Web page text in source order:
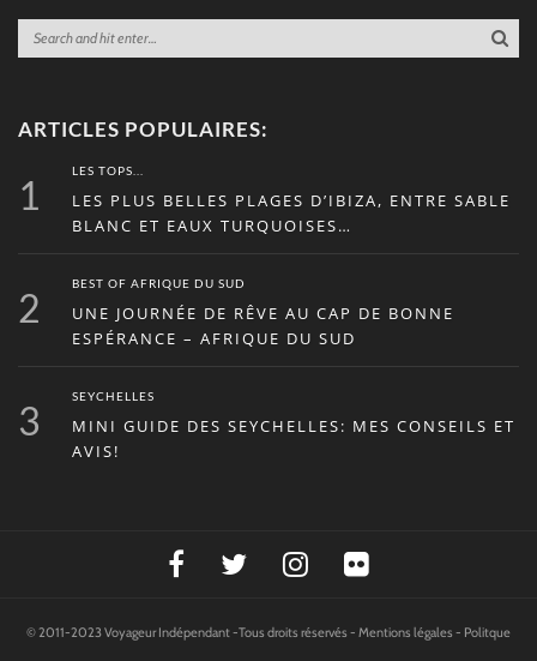
ARTICLES POPULAIRES:
1
LES TOPS...
LES PLUS BELLES PLAGES D’IBIZA, ENTRE SABLE
BLANC ET EAUX TURQUOISES…
2
BEST OF AFRIQUE DU SUD
UNE JOURNÉE DE RÊVE AU CAP DE BONNE
ESPÉRANCE – AFRIQUE DU SUD
3
SEYCHELLES
MINI GUIDE DES SEYCHELLES: MES CONSEILS ET
AVIS!
© 2011-2023 Voyageur Indépendant -Tous droits réservés - Mentions légales - Politque